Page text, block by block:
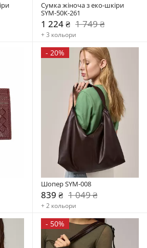
Сумка жіноча з еко-шкіри
SYM-50К-261
1 224 ₴ 1 749 ₴
+ 3 кольори
- 20%
Шопер SYM-008
839 ₴ 1 049 ₴
+ 2 кольори
- 50%